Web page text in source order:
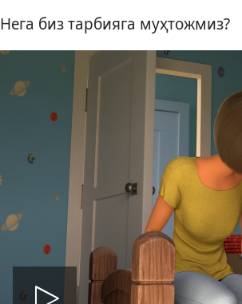
Нега биз тарбияга муҳтожмиз?